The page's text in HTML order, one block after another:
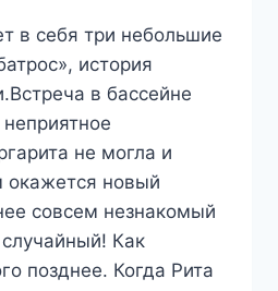
в себя три небольшие
история
в бассейне
не могла и
окажется новый
совсем незнакомый
Как
позднее. Когда Рита